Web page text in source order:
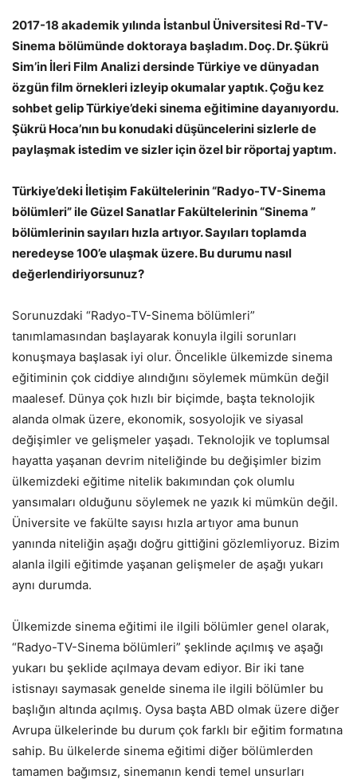
2017-18 akademik yılında İstanbul Üniversitesi Rd-TV-
Sinema bölümünde doktoraya başladım. Doç. Dr. Şükrü
Sim’in İleri Film Analizi dersinde Türkiye ve dünyadan
özgün film örnekleri izleyip okumalar yaptık. Çoğu kez
sohbet gelip Türkiye’deki sinema eğitimine dayanıyordu.
Şükrü Hoca’nın bu konudaki düşüncelerini sizlerle de
paylaşmak istedim ve sizler için özel bir röportaj yaptım.
Türkiye’deki İletişim Fakültelerinin “Radyo-TV-Sinema
bölümleri” ile Güzel Sanatlar Fakültelerinin “Sinema ”
bölümlerinin sayıları hızla artıyor. Sayıları toplamda
neredeyse 100’e ulaşmak üzere. Bu durumu nasıl
değerlendiriyorsunuz?
Sorunuzdaki “Radyo-TV-Sinema bölümleri”
tanımlamasından başlayarak konuyla ilgili sorunları
konuşmaya başlasak iyi olur. Öncelikle ülkemizde sinema
eğitiminin çok ciddiye alındığını söylemek mümkün değil
maalesef. Dünya çok hızlı bir biçimde, başta teknolojik
alanda olmak üzere, ekonomik, sosyolojik ve siyasal
değişimler ve gelişmeler yaşadı. Teknolojik ve toplumsal
hayatta yaşanan devrim niteliğinde bu değişimler bizim
ülkemizdeki eğitime nitelik bakımından çok olumlu
yansımaları olduğunu söylemek ne yazık ki mümkün değil.
Üniversite ve fakülte sayısı hızla artıyor ama bunun
yanında niteliğin aşağı doğru gittiğini gözlemliyoruz. Bizim
alanla ilgili eğitimde yaşanan gelişmeler de aşağı yukarı
aynı durumda.
Ülkemizde sinema eğitimi ile ilgili bölümler genel olarak,
“Radyo-TV-Sinema bölümleri” şeklinde açılmış ve aşağı
yukarı bu şeklide açılmaya devam ediyor. Bir iki tane
istisnayı saymasak genelde sinema ile ilgili bölümler bu
başlığın altında açılmış. Oysa başta ABD olmak üzere diğer
Avrupa ülkelerinde bu durum çok farklı bir eğitim formatına
sahip. Bu ülkelerde sinema eğitimi diğer bölümlerden
tamamen bağımsız, sinemanın kendi temel unsurları